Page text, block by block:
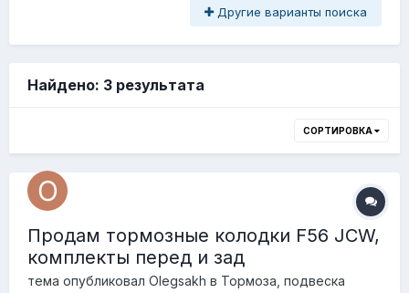
Другие варианты поиска
Найдено: 3 результата
СОРТИРОВКА
Продам тормозные колодки F56 JCW,
комплекты перед и зад
тема опубликовал Olegsakh в Тормоза, подвеска